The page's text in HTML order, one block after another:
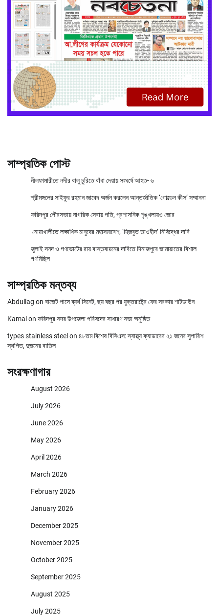
সাম্প্রতিক পোস্ট
নীলফামারীতে নদীর বালু চুরিতে বাঁধা দেয়ায় সংঘর্ষে আহত- ৬
শ্রীমঙ্গলের সাইফুর রহমান জাবেদ অর্জন করলেন আন্তর্জাতিক ‘গোল্ডেন কীস’ সম্মাননা
ফরিদপুর পৌরসভায় নাগরিক সেবায় গতি, প্রশাসনিক শৃঙ্খলায়ও জোর
নোয়াখালীতে লক্ষাধিক মানুষের মহাসমাবেশ, ‘হিজবুত তাওহীদ’ নিষিদ্ধের দাবি
জুলাই সনদ ও গণভোটের রায় বাস্তবায়নের দাবিতে দিনাজপুরে জামায়াতের বিশাল
গণমিছিল
সাম্প্রতিক মন্তব্য
Abdullag on বাজেট পাসে ব্যর্থ সিনেট, ছয় বছর পর যুক্তরাষ্ট্রে ফের সরকার শাটডাউন
Kamal on ফরিদপুর সদর উপজেলা পরিষদের সাধারণ সভা অনুষ্ঠিত
types stainless steel on ৪৮তম বিশেষ বিসিএস: স্বাস্থ্য ক্যাডারের ২১ জনের সুপারিশ
স্থগিত, দুজনের বাতিল
সংরক্ষণাগার
August 2026
July 2026
June 2026
May 2026
April 2026
March 2026
February 2026
January 2026
December 2025
November 2025
October 2025
September 2025
August 2025
July 2025